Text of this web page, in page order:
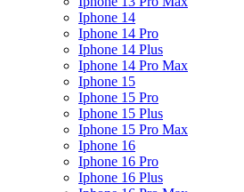
Iphone 14
Iphone 14 Pro
Iphone 14 Plus
Iphone 14 Pro Max
Iphone 15
Iphone 15 Pro
Iphone 15 Plus
Iphone 15 Pro Max
Iphone 16
Iphone 16 Pro
Iphone 16 Plus